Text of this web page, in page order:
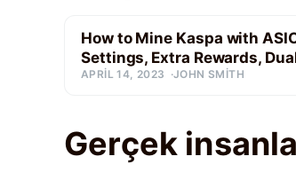
How to Mine Kaspa with
Settings, Extra Rewards,
APRIL 14, 2023 JOHN SMITH
Gerçek